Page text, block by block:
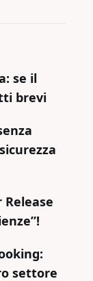
se il
brevi
settore